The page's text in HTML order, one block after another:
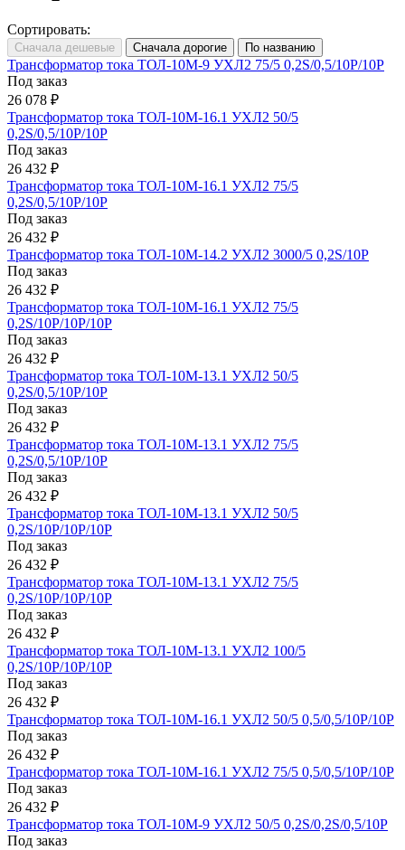
Сортировать:
Трансформатор тока ТОЛ-10М-9 УХЛ2 75/5 0,2S/0,5/10Р/10Р
Под заказ
26 078 ₽
Трансформатор тока ТОЛ-10М-16.1 УХЛ2 50/5
0,2S/0,5/10Р/10Р
Под заказ
26 432 ₽
Трансформатор тока ТОЛ-10М-16.1 УХЛ2 75/5
0,2S/0,5/10Р/10Р
Под заказ
26 432 ₽
Трансформатор тока ТОЛ-10М-14.2 УХЛ2 3000/5 0,2S/10Р
Под заказ
26 432 ₽
Трансформатор тока ТОЛ-10М-16.1 УХЛ2 75/5
0,2S/10Р/10Р/10Р
Под заказ
26 432 ₽
Трансформатор тока ТОЛ-10М-13.1 УХЛ2 50/5
0,2S/0,5/10Р/10Р
Под заказ
26 432 ₽
Трансформатор тока ТОЛ-10М-13.1 УХЛ2 75/5
0,2S/0,5/10Р/10Р
Под заказ
26 432 ₽
Трансформатор тока ТОЛ-10М-13.1 УХЛ2 50/5
0,2S/10Р/10Р/10Р
Под заказ
26 432 ₽
Трансформатор тока ТОЛ-10М-13.1 УХЛ2 75/5
0,2S/10Р/10Р/10Р
Под заказ
26 432 ₽
Трансформатор тока ТОЛ-10М-13.1 УХЛ2 100/5
0,2S/10Р/10Р/10Р
Под заказ
26 432 ₽
Трансформатор тока ТОЛ-10М-16.1 УХЛ2 50/5 0,5/0,5/10Р/10Р
Под заказ
26 432 ₽
Трансформатор тока ТОЛ-10М-16.1 УХЛ2 75/5 0,5/0,5/10Р/10Р
Под заказ
26 432 ₽
Трансформатор тока ТОЛ-10М-9 УХЛ2 50/5 0,2S/0,2S/0,5/10Р
Под заказ